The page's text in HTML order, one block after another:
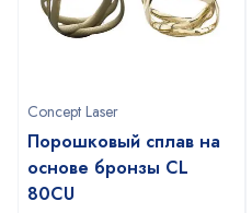
Concept Laser
Порошковый сплав на
основе бронзы CL
80CU